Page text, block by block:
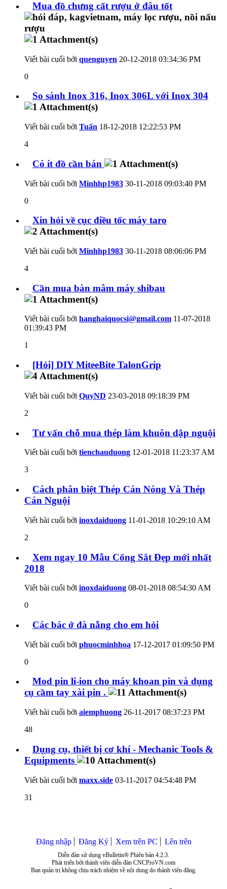
Mua đồ chưng cất rượu ở đâu tốt
Viết bài cuối bởi quenguyen 20-12-2018 03:34:36 PM
0
So sánh Inox 316, Inox 306L với Inox 304
Viết bài cuối bởi Tuấn 18-12-2018 12:22:53 PM
4
Có ít đồ cần bán
Viết bài cuối bởi Minhhp1983 30-11-2018 09:03:40 PM
0
Xin hỏi về cục điều tốc máy taro
Viết bài cuối bởi Minhhp1983 30-11-2018 08:06:06 PM
4
Cần mua bàn mâm máy shibau
Viết bài cuối bởi hanghaiquocsi@gmail.com 11-07-2018
01:39:43 PM
1
[Hỏi] DIY MiteeBite TalonGrip
Viết bài cuối bởi QuyND 23-03-2018 09:18:39 PM
2
Tư vấn chỗ mua thép làm khuôn dập nguội
Viết bài cuối bởi tienchauduong 12-01-2018 11:23:37 AM
3
Cách phân biệt Thép Cán Nóng Và Thép
Cán Nguội
Viết bài cuối bởi inoxdaiduong 11-01-2018 10:29:10 AM
2
Xem ngay 10 Mẫu Cổng Sắt Đẹp mới nhất
2018
Viết bài cuối bởi inoxdaiduong 08-01-2018 08:54:30 AM
0
Các bác ở đà nẵng cho em hỏi
Viết bài cuối bởi phuocminhhoa 17-12-2017 01:09:50 PM
0
Mod pin li-ion cho máy khoan pin và dụng
cụ cầm tay xài pin .
Viết bài cuối bởi aiemphuong 26-11-2017 08:37:23 PM
48
Dụng cụ, thiết bị cơ khí - Mechanic Tools &
Equipments
Viết bài cuối bởi maxx.side 03-11-2017 04:54:48 PM
31
Đăng nhập Đăng Ký Xem trên PC Lên trên
Diễn đàn sử dụng vBulletin® Phiên bản 4.2.3.
Phát triển bởi thành viên diễn đàn CNCProVN.com
Ban quản trị không chịu trách nhiệm về nội dung do thành viên đăng.